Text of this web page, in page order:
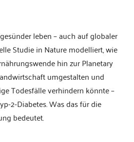
leben – auch auf globaler
Studie in Nature modelliert, wie
hin zur Planetary
umgestalten und
Todesfälle verhindern könnte –
2-Diabetes. Was das für die
bedeutet.